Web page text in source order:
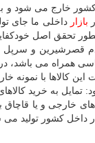
کشور خارج می شود و
بازار داخلی ما جای
تحقق اصل
قصرشیرین و
همراه می باشد،
این کالاها با نمونه
تمایل به خرید
خارجی و یا
داخل کشور تولید